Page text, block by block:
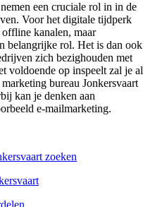
een cruciale rol in in de
Voor het digitale tijdperk
kanalen, maar
belangrijke rol. Het is dan ook
zich bezighouden met
voldoende op inspeelt zal je al
bureau Jonkersvaart
kan je denken aan
e-mailmarketing.
zoeken